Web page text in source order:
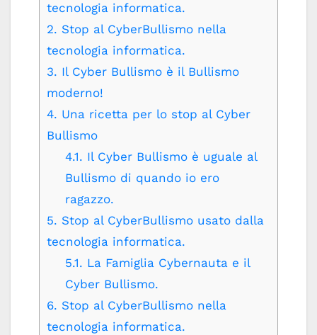
tecnologia informatica.
2. Stop al CyberBullismo nella
tecnologia informatica.
3. Il Cyber Bullismo è il Bullismo
moderno!
4. Una ricetta per lo stop al Cyber
Bullismo
4.1. Il Cyber Bullismo è uguale al
Bullismo di quando io ero
ragazzo.
5. Stop al CyberBullismo usato dalla
tecnologia informatica.
5.1. La Famiglia Cybernauta e il
Cyber Bullismo.
6. Stop al CyberBullismo nella
tecnologia informatica.